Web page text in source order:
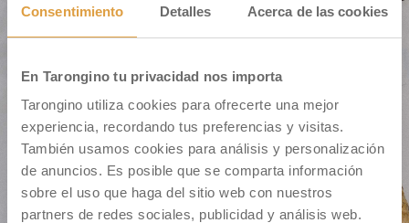
Consentimiento Detalles Acerca de las cookies
En Tarongino tu privacidad nos importa
Tarongino utiliza cookies para ofrecerte una mejor
experiencia, recordando tus preferencias y visitas.
También usamos cookies para análisis y personalización
de anuncios. Es posible que se comparta información
sobre el uso que haga del sitio web con nuestros
partners de redes sociales, publicidad y análisis web.
Cm. Montiver S/N – Pol. 31 Parc. 335
46500 Sagunto (VALENCIA)